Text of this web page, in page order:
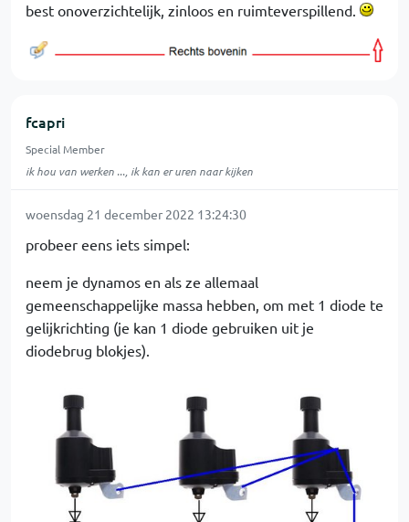
best onoverzichtelijk, zinloos en ruimteverspillend.
fcapri
Special Member
ik hou van werken ..., ik kan er uren naar kijken
woensdag 21 december 2022 13:24:30
probeer eens iets simpel:
neem je dynamos en als ze allemaal
gemeenschappelijke massa hebben, om met 1 diode te
gelijkrichting (je kan 1 diode gebruiken uit je
diodebrug blokjes).